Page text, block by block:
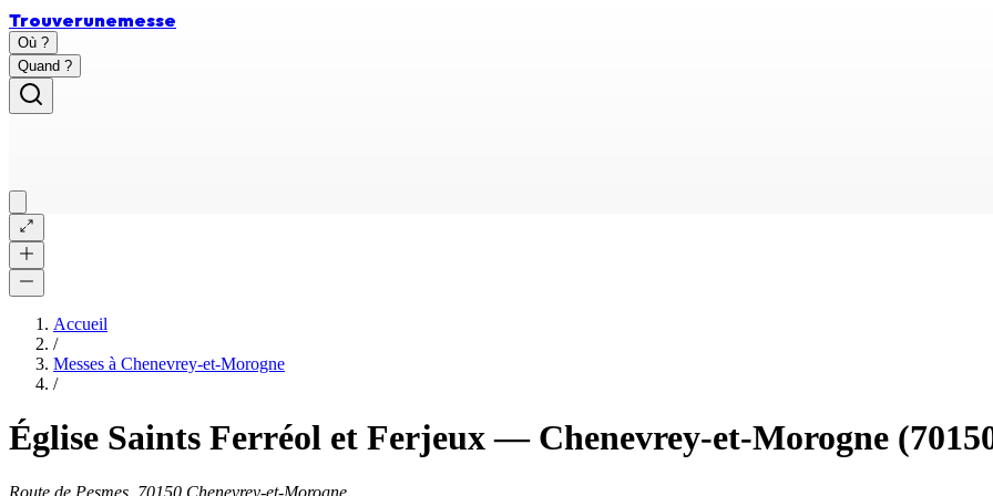
Trouverunemesse
Où ?
Quand ?
Accueil
/
Messes à Chenevrey-et-Morogne
/
Église Saints Ferréol et Ferjeux— Chenevrey-et-Morogne
Route de Pesmes, 70150 Chenevrey-et-Morogne